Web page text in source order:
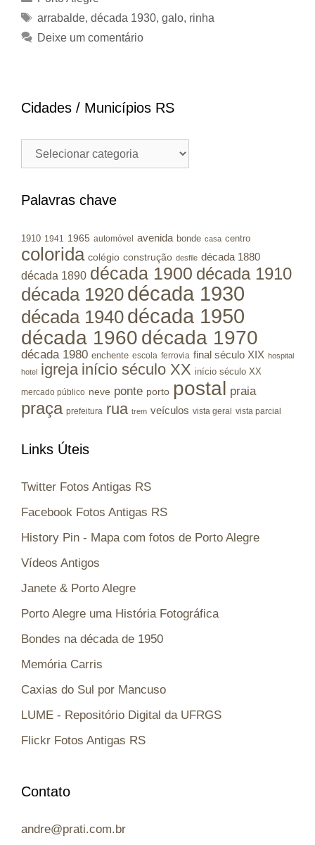
Tags
arrabalde, década 1930, galo, rinha
Deixe um comentário
Cidades / Municípios RS
Cidades
Municípios
Palavras chave
1910 1941 1965 automóvel avenida bonde casa centro
colorida colégio construção desfile década 1880
década 1890 década 1900 década 1910
década 1920 década 1930
década 1940 década 1950
década 1960 década 1970
década 1980 enchente escola ferrovia final século XIX hospital
hotel igreja início século XX início século XX
mercado público neve ponte porto postal praia
praça prefeitura rua trem veículos vista geral vista parcial
Links Úteis
Twitter Fotos Antigas RS
Facebook Fotos Antigas RS
History Pin - Mapa com fotos de Porto Alegre
Vídeos Antigos
Janete & Porto Alegre
Porto Alegre uma História Fotográfica
Bondes na década de 1950
Memória Carris
Caxias do Sul por Mancuso
LUME - Repositório Digital da UFRGS
Flickr Fotos Antigas RS
Contato
andre@prati.com.br